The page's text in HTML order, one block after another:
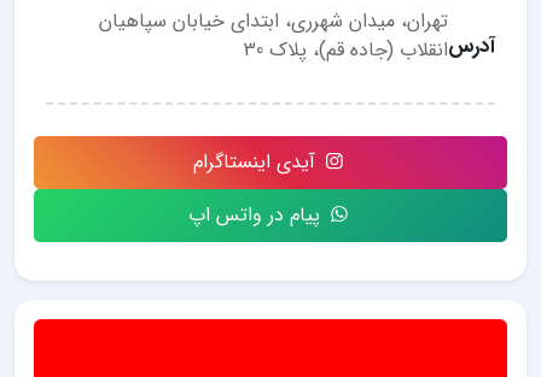
آدرس
تهران، میدان شهرری، ابتدای خیابان سپاهیان
انقلاب (جاده قم)، پلاک 30
آیدی اینستاگرام
پیام در واتس اپ